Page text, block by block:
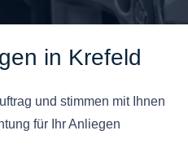
in Krefeld
und stimmen mit Ihnen
für Ihr Anliegen